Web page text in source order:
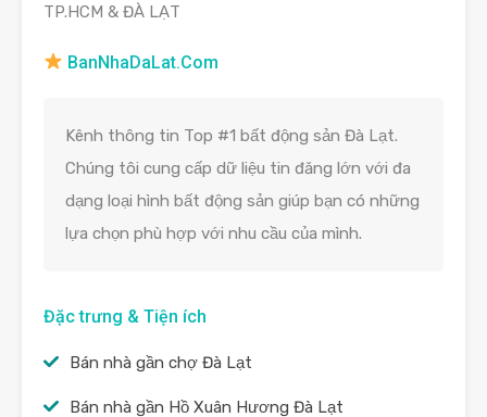
TP.HCM & ĐÀ LẠT
BanNhaDaLat.Com
Kênh thông tin Top #1 bất động sản Đà Lạt.
Chúng tôi cung cấp dữ liệu tin đăng lớn với đa
dạng loại hình bất động sản giúp bạn có những
lựa chọn phù hợp với nhu cầu của mình.
Đặc trưng & Tiện ích
Bán nhà gần chợ Đà Lạt
Bán nhà gần Hồ Xuân Hương Đà Lạt